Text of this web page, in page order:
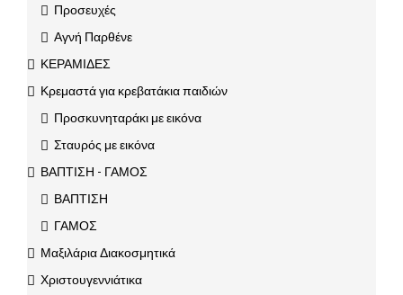
Προσευχές
Αγνή Παρθένε
ΚΕΡΑΜΙΔΕΣ
Κρεμαστά για κρεβατάκια παιδιών
Προσκυνηταράκι με εικόνα
Σταυρός με εικόνα
ΒΑΠΤΙΣΗ - ΓΑΜΟΣ
ΒΑΠΤΙΣΗ
ΓΑΜΟΣ
Μαξιλάρια Διακοσμητικά
Χριστουγεννιάτικα